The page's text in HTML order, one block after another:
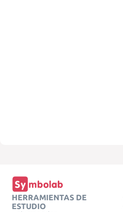
HERRAMIENTAS DE
ESTUDIO